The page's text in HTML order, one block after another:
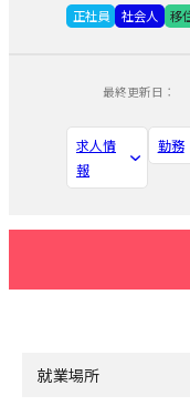
正社員 社会人 移
最終更新日：
求人情
報
勤務
就業場所